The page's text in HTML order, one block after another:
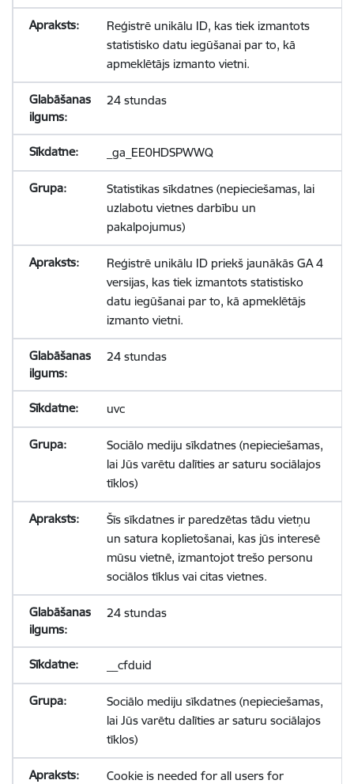
Reģistrē unikālu ID, kas tiek izmantots
statistisko datu iegūšanai par to, kā
apmeklētājs izmanto vietni.
24 stundas
_ga_EE0HDSPWWQ
Statistikas sīkdatnes (nepieciešamas, lai
uzlabotu vietnes darbību un
pakalpojumus)
Reģistrē unikālu ID priekš jaunākās GA 4
versijas, kas tiek izmantots statistisko
datu iegūšanai par to, kā apmeklētājs
izmanto vietni.
24 stundas
uvc
Sociālo mediju sīkdatnes (nepieciešamas,
lai Jūs varētu dalīties ar saturu sociālajos
tīklos)
Šīs sīkdatnes ir paredzētas tādu vietņu
un satura koplietošanai, kas jūs interesē
mūsu vietnē, izmantojot trešo personu
sociālos tīklus vai citas vietnes.
24 stundas
__cfduid
Sociālo mediju sīkdatnes (nepieciešamas,
lai Jūs varētu dalīties ar saturu sociālajos
tīklos)
Cookie is needed for all users for